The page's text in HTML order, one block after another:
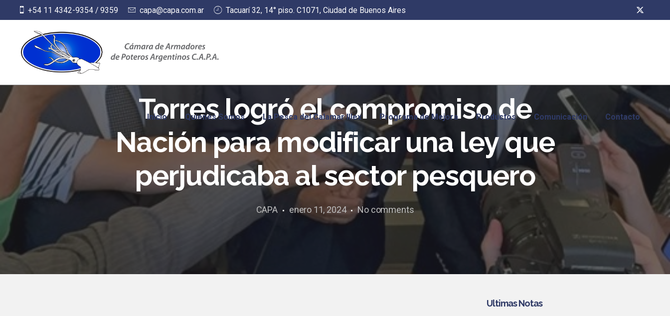
to
+54 11 4342-9354 / 9359 capa@capa.com.ar Tacuarí 32, 14° piso. C1071, Ciudad de Buenos Aires
Inicio Quienes Somos La Pesca del Calamar Illex Programa de Mejora Productos Comunicación Contacto
Torres logró el compromiso de
Nación para modificar una ley que
perjudicaba al sector pesquero
CAPA enero 11, 2024 No comments
Ultimas Notas